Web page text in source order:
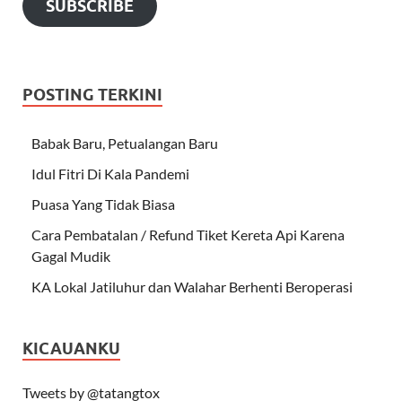
SUBSCRIBE
POSTING TERKINI
Babak Baru, Petualangan Baru
Idul Fitri Di Kala Pandemi
Puasa Yang Tidak Biasa
Cara Pembatalan / Refund Tiket Kereta Api Karena
Gagal Mudik
KA Lokal Jatiluhur dan Walahar Berhenti Beroperasi
KICAUANKU
Tweets by @tatangtox